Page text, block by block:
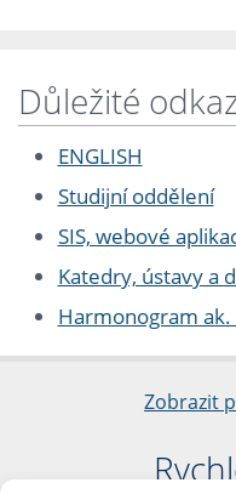
Důležité
ENGLISH
Studijní oddělení
SIS, webové
Katedry, ústavy a
Harmonogram
Zobrazit